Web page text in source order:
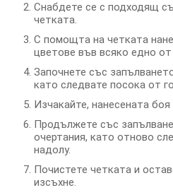
Снабдете се с подходящ
четката.
С помощта на четката
цветове във всяко едно от
Започнете със
като следвате посока от
Изчакайте, нанесената
Продължете със
очертания, като отново
надолу.
Почистете четката и
изсъхне.